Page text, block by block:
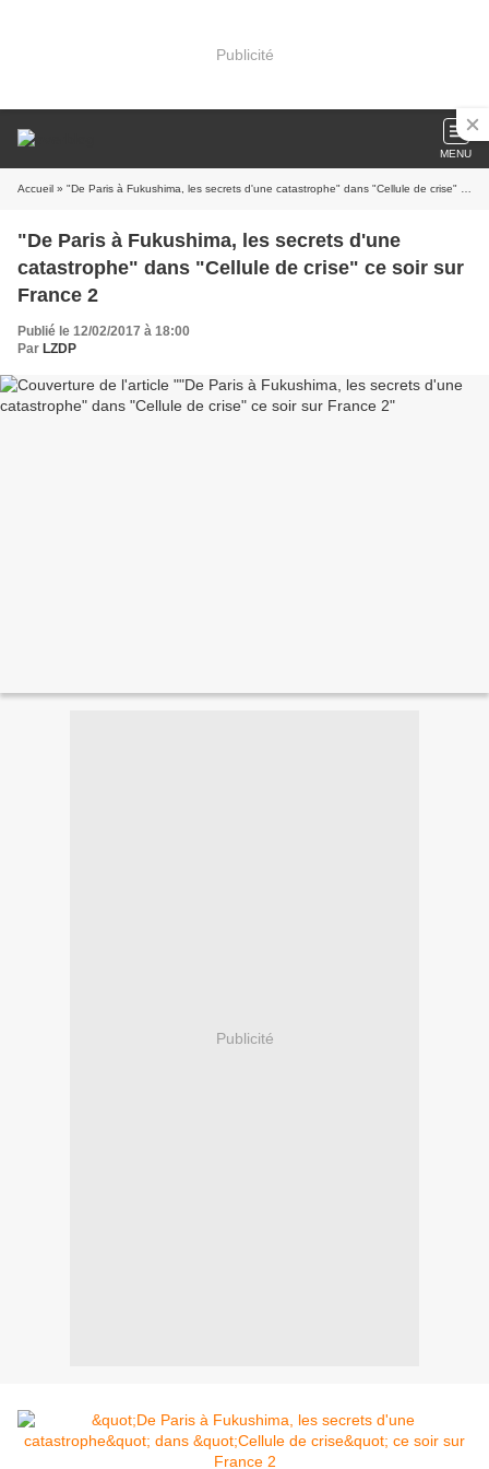
Publicité
MENU
Accueil » "De Paris à Fukushima, les secrets d'une catastrophe" dans "Cellule de crise" ce soir sur France 2
"De Paris à Fukushima, les secrets d'une
catastrophe" dans "Cellule de crise" ce soir sur
France 2
Publié le 12/02/2017 à 18:00
Par LZDP
Publicité